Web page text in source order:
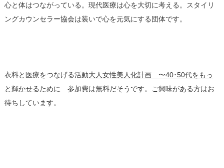
心と体はつながっている。現代医療は心を大切に考える。スタイリ
ングカウンセラー協会は装いで心を元気にする団体です。
衣料と医療をつなげる活動大人女性美人化計画 〜40･50代をもっ
と輝かせるために
参加費は無料だそうです。ご興味がある方はお
待ちしています。